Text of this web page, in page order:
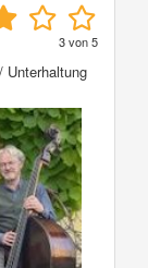
3von5
Unterhaltung